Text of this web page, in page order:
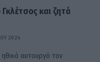
και ζητά
2024
αυτουργό τον